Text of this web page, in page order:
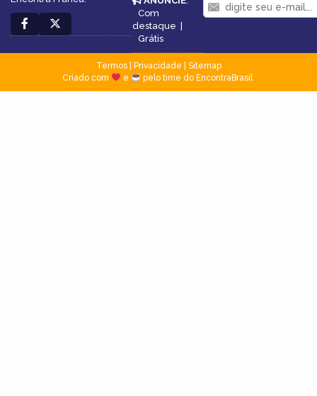
Com
destaque
Grátis
Termos| Privacidade
Sitemap
Criado com
e pelo time do EncontraBrasil